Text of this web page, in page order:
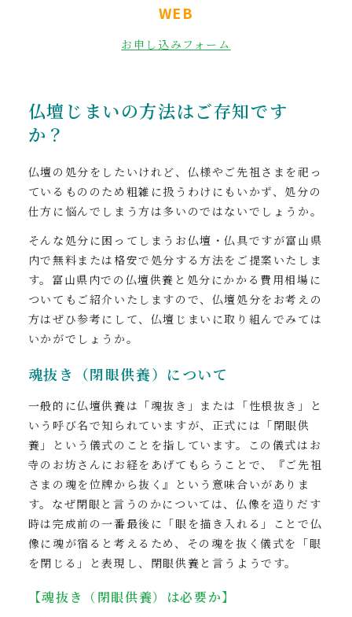
WEB
お申し込みフォーム
仏壇じまいの方法はご存知です
か？
仏壇の処分をしたいけれど、仏様やご先祖さまを祀っ
ているもののため粗雑に扱うわけにもいかず、処分の
仕方に悩んでしまう方は多いのではないでしょうか。
そんな処分に困ってしまうお仏壇・仏具ですが富山県
内で無料または格安で処分する方法をご提案いたしま
す。富山県内での仏壇供養と処分にかかる費用相場に
ついてもご紹介いたしますので、仏壇処分をお考えの
方はぜひ参考にして、仏壇じまいに取り組んでみては
いかがでしょうか。
魂抜き（閉眼供養）について
一般的に仏壇供養は「魂抜き」または「性根抜き」と
いう呼び名で知られていますが、正式には「閉眼供
養」という儀式のことを指しています。この儀式はお
寺のお坊さんにお経をあげてもらうことで、『ご先祖
さまの魂を位牌から抜く』という意味合いがありま
す。なぜ閉眼と言うのかについては、仏像を造りだす
時は完成前の一番最後に「眼を描き入れる」ことで仏
像に魂が宿ると考えるため、その魂を抜く儀式を「眼
を閉じる」と表現し、閉眼供養と言うようです。
【魂抜き（閉眼供養）は必要か】